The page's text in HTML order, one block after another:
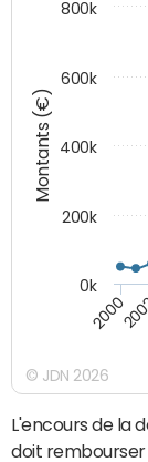
Montants (€)
2000
0k
200k
400k
600k
800k
© JDN 2026
L'encours de la
doit rembourser